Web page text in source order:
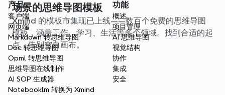
场景的思维导图模板
Xmind 的模板市集现已上线——数百个免费的思维导图
模板，涵盖工作、学习、生活等多个领域。找到合适的起
点，告别空白画布。
产品
客户端
网页端
Markdown 转思维导图
Doc 转思维导图
Opml 转思维导图
思维导图在线制作
AI SOP 生成器
Notebooklm 转换为 Xmind
功能
概述
项目管理
AI 思维导图
视觉结构
协作
集成
安全